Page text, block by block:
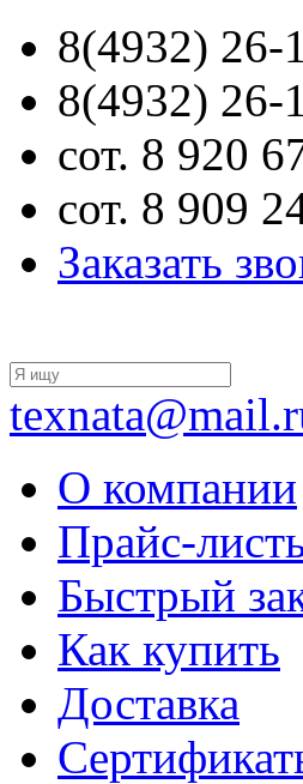
8(4932) 26-
8(4932) 26-
сот. 8 920
сот. 8 909
Заказать
О компании
Прайс-
Быстрый
Как купить
Доставка